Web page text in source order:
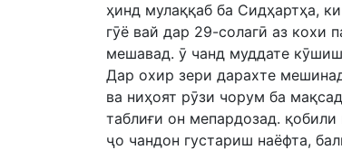
ҳинд мулаққаб ба Сидҳартҳа,
гӯё вай дар 29-солагӣ аз кохи
мешавад. ӯ чанд муддате
Дар охир зери дарахте
ва ниҳоят рӯзи чорум ба
таблиғи он мепардозад.
ҷо чандон густариш наёфта,